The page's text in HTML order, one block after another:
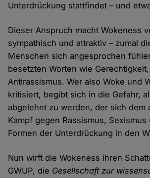
Unterdrückung stattfindet – und
Dieser Anspruch macht Wokeness
sympathisch und attraktiv – zumal
Menschen sich angesprochen
besetzten Worten wie
Antirassismus. Wer also Woke und
kritisiert, begibt sich in die Gefahr,
abgelehnt zu werden, der sich dem
Kampf gegen Rassismus, Sexismus
Formen der Unterdrückung in den
Nun wirft die Wokeness ihren
GWUP, die Gesellschaft zur